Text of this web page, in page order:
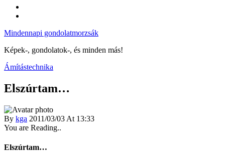
Mindennapi gondolatmorzsák
Képek-, gondolatok-, és minden más!
Ámítástechnika
Elszúrtam…
By kga 2011/03/03 At 13:33
You are Reading..
Elszúrtam…